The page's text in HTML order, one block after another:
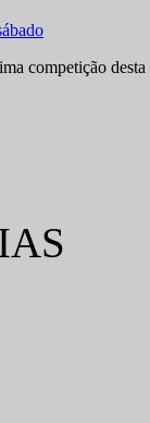
competição